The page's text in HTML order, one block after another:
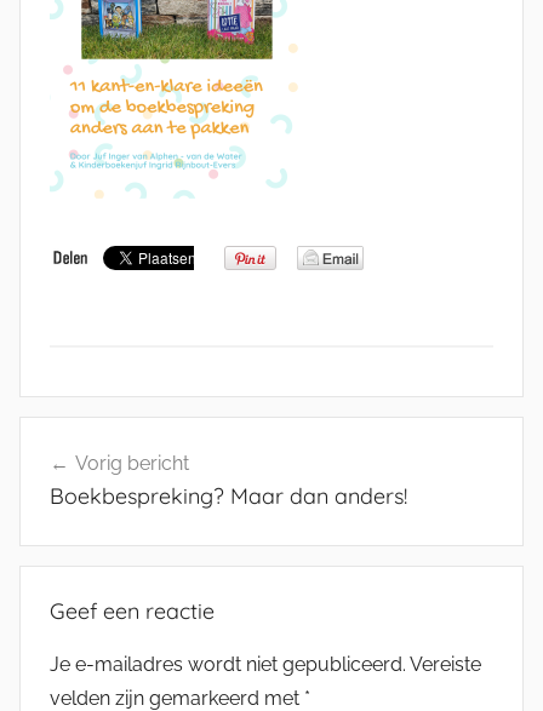
navigatie
Vorig bericht
Boekbespreking? Maar dan anders!
Geef een reactie
Je e-mailadres wordt niet gepubliceerd. Vereiste
velden zijn gemarkeerd met *